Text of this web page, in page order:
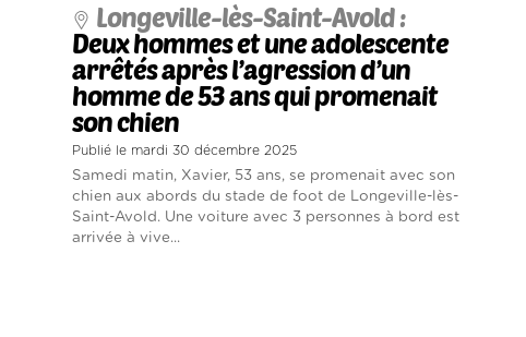
Longeville-lès-Saint-Avold :
Deux hommes et une adolescente
arrêtés après l’agression d’un
homme de 53 ans qui promenait
son chien
Publié le mardi 30 décembre 2025
Samedi matin, Xavier, 53 ans, se promenait avec son
chien aux abords du stade de foot de Longeville-lès-
Saint-Avold. Une voiture avec 3 personnes à bord est
arrivée à vive...